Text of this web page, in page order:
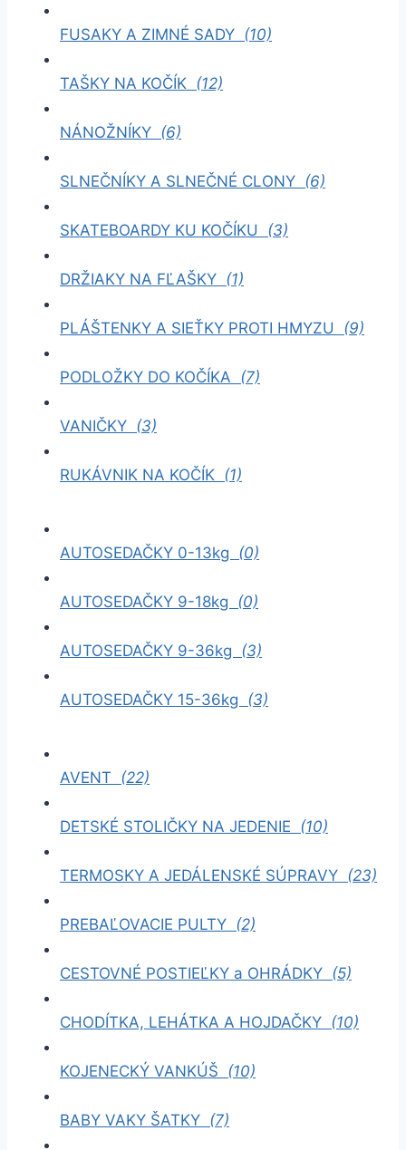
FUSAKY A ZIMNÉ SADY (10)
TAŠKY NA KOČÍK (12)
NÁNOŽNÍKY (6)
SLNEČNÍKY A SLNEČNÉ CLONY (6)
SKATEBOARDY KU KOČÍKU (3)
DRŽIAKY NA FĽAŠKY (1)
PLÁŠTENKY A SIEŤKY PROTI HMYZU (9)
PODLOŽKY DO KOČÍKA (7)
VANIČKY (3)
RUKÁVNIK NA KOČÍK (1)
AUTOSEDAČKY 0-13kg (0)
AUTOSEDAČKY 9-18kg (0)
AUTOSEDAČKY 9-36kg (3)
AUTOSEDAČKY 15-36kg (3)
AVENT (22)
DETSKÉ STOLIČKY NA JEDENIE (10)
TERMOSKY A JEDÁLENSKÉ SÚPRAVY (23)
PREBAĽOVACIE PULTY (2)
CESTOVNÉ POSTIEĽKY a OHRÁDKY (5)
CHODÍTKA, LEHÁTKA A HOJDAČKY (10)
KOJENECKÝ VANKÚŠ (10)
BABY VAKY ŠATKY (7)